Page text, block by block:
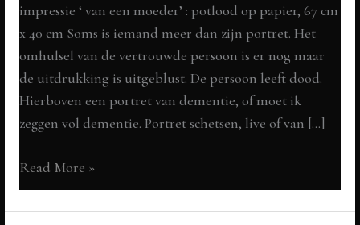
impressie ‘ van een moeder’ : potlood op papier, 67 cm
x 40 cm Soms is iemand meer dan zijn portret. Het
omhulsel van de vertrouwde persoon is er nog maar
de uitdrukking is uitgeblust. De persoon leeft dood.
Hierboven een portret van dementie, of moet ik
zeggen vol dementie. Portret schetsen, live of van […]
portret
van
dementie
Read More »